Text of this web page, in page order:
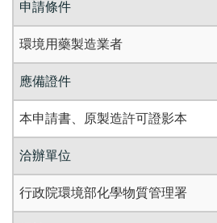
申請條件
環境用藥製造業者
應備證件
本申請書、原製造許可證影本
洽辦單位
行政院環境部化學物質管理署